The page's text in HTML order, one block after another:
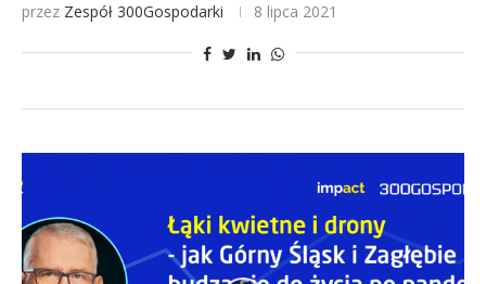
przez Zespół 300Gospodarki 8 lipca 2021